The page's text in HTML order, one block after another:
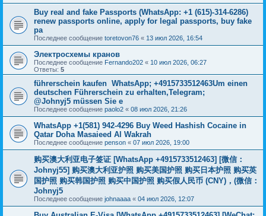
Buy real and fake Passports (WhatsApp: +1 (615)-314-6286)
renew passports online, apply for legal passports, buy fake
pa
Последнее сообщение toretovon76 « 13 июл 2026, 16:54
Электросхемы кранов
Последнее сообщение Fernando202 « 10 июл 2026, 06:27
Ответы: 5
führerschein kaufen WhatsApp; +4915733512463Um einen
deutschen Führerschein zu erhalten,Telegram;
@Johnyj5 müssen Sie e
Последнее сообщение paolo2 « 08 июл 2026, 21:26
WhatsApp +1(581) 942-4296 Buy Weed Hashish Cocaine in
Qatar Doha Masaieed Al Wakrah
Последнее сообщение penson « 07 июл 2026, 19:00
购买澳大利亚电子签证 [WhatsApp +4915733512463] [微信：
Johnyj55] 购买澳大利亚护照 购买美国护照 购买日本护照 购买英
国护照 购买韩国护照 购买中国护照 购买假人民币 (CNY)，(微信：
Johnyj5
Последнее сообщение johnaaaa « 04 июл 2026, 12:07